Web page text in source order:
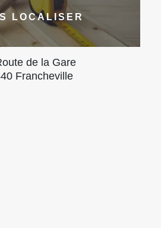
LOCALISER
de la Gare
Francheville